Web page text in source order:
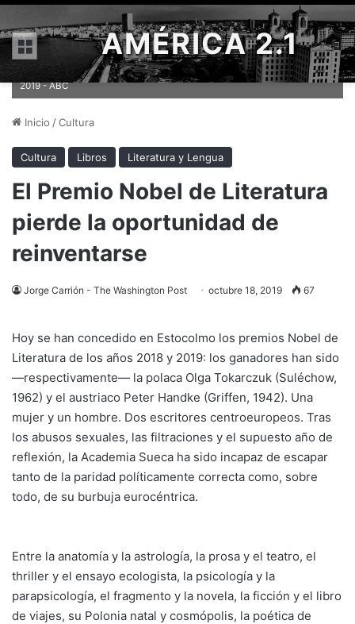
Menú AMÉRICA 2.1
Olga Tokarczuk y Peter Handke, premios Nobel de Literatura 2018 y
2019 - ABC
Inicio /Cultura
Cultura Libros Literatura y Lengua
El Premio Nobel de Literatura
pierde la oportunidad de
reinventarse
Jorge Carrión - The Washington Post octubre 18, 2019 67
Hoy se han concedido en Estocolmo los premios Nobel de
Literatura de los años 2018 y 2019: los ganadores han sido
—respectivamente— la polaca Olga Tokarczuk (Suléchow,
1962) y el austriaco Peter Handke (Griffen, 1942). Una
mujer y un hombre. Dos escritores centroeuropeos. Tras
los abusos sexuales, las filtraciones y el supuesto año de
reflexión, la Academia Sueca ha sido incapaz de escapar
tanto de la paridad políticamente correcta como, sobre
todo, de su burbuja eurocéntrica.
Entre la anatomía y la astrología, la prosa y el teatro, el
thriller y el ensayo ecologista, la psicología y la
parapsicología, el fragmento y la novela, la ficción y el libro
de viajes, su Polonia natal y cosmópolis, la poética de